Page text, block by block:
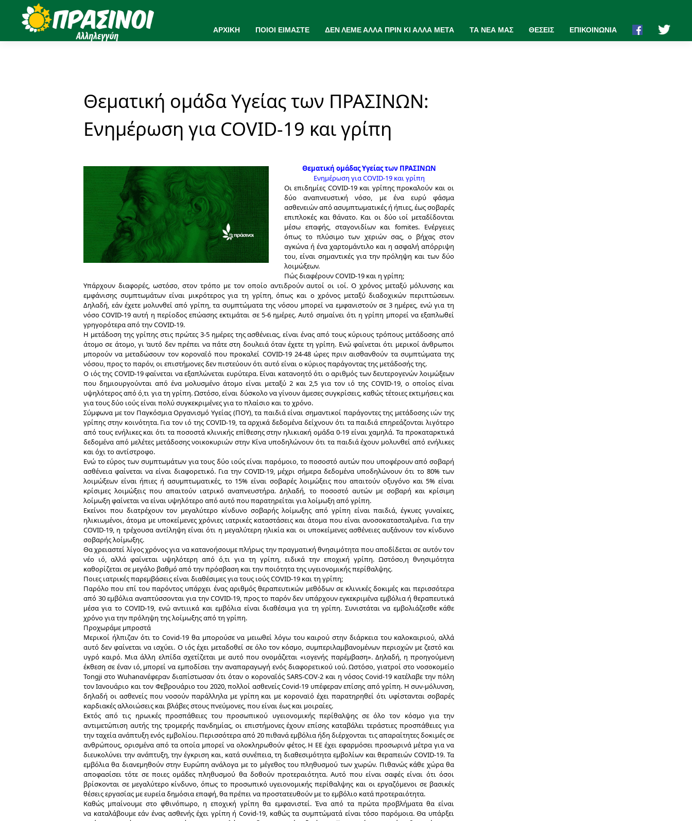
ΑΡΧΙΚΗ ΠΟΙΟΙ ΕΙΜΑΣΤΕ ΔΕΝ ΛΕΜΕ ΑΛΛΑ ΠΡΙΝ ΚΙ ΑΛΛΑ ΜΕΤΑ ΤΑ ΝΕΑ ΜΑΣ ΘΕΣΕΙΣ ΕΠΙΚΟΙΝΩΝΙΑ
Θεματική ομάδα Υγείας των ΠΡΑΣΙΝΩΝ:
Ενημέρωση για COVID-19 και γρίπη
Θεματική ομάδας Υγείας των ΠΡΑΣΙΝΩΝ
Ενημέρωση για COVID-19 και γρίπη
Οι επιδημίες COVID-19 και γρίπης προκαλούν και οι
δύο αναπνευστική νόσο, με ένα ευρύ φάσμα
ασθενειών από ασυμπτωματικές ή ήπιες, έως σοβαρές
επιπλοκές και θάνατο. Και οι δύο ιοί μεταδίδονται
μέσω επαφής, σταγονιδίων και fomites. Ενέργειες
όπως το πλύσιμο των χεριών σας, ο βήχας στον
αγκώνα ή ένα χαρτομάντιλο και η ασφαλή απόρριψη
του, είναι σημαντικές για την πρόληψη και των δύο
λοιμώξεων.
Πώς διαφέρουν COVID-19 και η γρίπη;
Υπάρχουν διαφορές, ωστόσο, στον τρόπο με τον οποίο αντιδρούν αυτοί οι ιοί. Ο χρόνος μεταξύ μόλυνσης και
εμφάνισης συμπτωμάτων είναι μικρότερος για τη γρίπη, όπως και ο χρόνος μεταξύ διαδοχικών περιπτώσεων.
Δηλαδή, εάν έχετε μολυνθεί από γρίπη, τα συμπτώματα της νόσου μπορεί να εμφανιστούν σε 3 ημέρες, ενώ για τη
νόσο COVID-19 αυτή η περίοδος επώασης εκτιμάται σε 5-6 ημέρες. Αυτό σημαίνει ότι η γρίπη μπορεί να εξαπλωθεί
γρηγορότερα από την COVID-19.
Η μετάδοση της γρίπης στις πρώτες 3-5 ημέρες της ασθένειας, είναι ένας από τους κύριους τρόπους μετάδοσης από
άτομο σε άτομο, γι ‘αυτό δεν πρέπει να πάτε στη δουλειά όταν έχετε τη γρίπη. Ενώ φαίνεται ότι μερικοί άνθρωποι
μπορούν να μεταδώσουν τον κοροναΐό που προκαλεί COVID-19 24-48 ώρες πριν αισθανθούν τα συμπτώματα της
νόσου, προς το παρόν, οι επιστήμονες δεν πιστεύουν ότι αυτό είναι ο κύριος παράγοντας της μετάδοσής της.
Ο ιός της COVID-19 φαίνεται να εξαπλώνεται ευρύτερα. Είναι κατανοητό ότι ο αριθμός των δευτερογενών λοιμώξεων
που δημιουργούνται από ένα μολυσμένο άτομο είναι μεταξύ 2 και 2,5 για τον ιό της COVID-19, ο οποίος είναι
υψηλότερος από ό,τι για τη γρίπη. Ωστόσο, είναι δύσκολο να γίνουν άμεσες συγκρίσεις, καθώς τέτοιες εκτιμήσεις και
για τους δύο ιούς είναι πολύ συγκεκριμένες για το πλαίσιο και το χρόνο.
Σύμφωνα με τον Παγκόσμια Οργανισμό Υγείας (ΠΟΥ), τα παιδιά είναι σημαντικοί παράγοντες της μετάδοσης ιών της
γρίπης στην κοινότητα. Για τον ιό της COVID-19, τα αρχικά δεδομένα δείχνουν ότι τα παιδιά επηρεάζονται λιγότερο
από τους ενήλικες και ότι τα ποσοστά κλινικής επίθεσης στην ηλικιακή ομάδα 0-19 είναι χαμηλά. Τα προκαταρκτικά
δεδομένα από μελέτες μετάδοσης νοικοκυριών στην Κίνα υποδηλώνουν ότι τα παιδιά έχουν μολυνθεί από ενήλικες
και όχι το αντίστροφο.
Ενώ το εύρος των συμπτωμάτων για τους δύο ιούς είναι παρόμοιο, το ποσοστό αυτών που υποφέρουν από σοβαρή
ασθένεια φαίνεται να είναι διαφορετικό. Για την COVID-19, μέχρι σήμερα δεδομένα υποδηλώνουν ότι το 80% των
λοιμώξεων είναι ήπιες ή ασυμπτωματικές, το 15% είναι σοβαρές λοιμώξεις που απαιτούν οξυγόνο και 5% είναι
κρίσιμες λοιμώξεις που απαιτούν ιατρικό αναπνευστήρα. Δηλαδή, το ποσοστό αυτών με σοβαρή και κρίσιμη
λοίμωξη φαίνεται να είναι υψηλότερο από αυτό που παρατηρείται για λοίμωξη από γρίπη.
Εκείνοι που διατρέχουν τον μεγαλύτερο κίνδυνο σοβαρής λοίμωξης από γρίπη είναι παιδιά, έγκυες γυναίκες,
ηλικιωμένοι, άτομα με υποκείμενες χρόνιες ιατρικές καταστάσεις και άτομα που είναι ανοσοκατασταλμένα. Για την
COVID-19, η τρέχουσα αντίληψη είναι ότι η μεγαλύτερη ηλικία και οι υποκείμενες ασθένειες αυξάνουν τον κίνδυνο
σοβαρής λοίμωξης.
Θα χρειαστεί λίγος χρόνος για να κατανοήσουμε πλήρως την πραγματική θνησιμότητα που αποδίδεται σε αυτόν τον
νέο ιό, αλλά φαίνεται υψηλότερη από ό,τι για τη γρίπη, ειδικά την εποχική γρίπη. Ωστόσο,η θνησιμότητα
καθορίζεται σε μεγάλο βαθμό από την πρόσβαση και την ποιότητα της υγειονομικής περίθαλψης.
Ποιες ιατρικές παρεμβάσεις είναι διαθέσιμες για τους ιούς COVID-19 και τη γρίπη;
Παρόλο που επί του παρόντος υπάρχει ένας αριθμός θεραπευτικών μεθόδων σε κλινικές δοκιμές και περισσότερα
από 30 εμβόλια αναπτύσσονται για την COVID-19, προς το παρόν δεν υπάρχουν εγκεκριμένα εμβόλια ή θεραπευτικά
μέσα για το COVID-19, ενώ αντιιικά και εμβόλια είναι διαθέσιμα για τη γρίπη. Συνιστάται να εμβολιάζεσθε κάθε
χρόνο για την πρόληψη της λοίμωξης από τη γρίπη.
Προχωράμε μπροστά
Μερικοί ήλπιζαν ότι το Covid-19 θα μπορούσε να μειωθεί λόγω του καιρού στην διάρκεια του καλοκαιριού, αλλά
αυτό δεν φαίνεται να ισχύει. Ο ιός έχει μεταδοθεί σε όλο τον κόσμο, συμπεριλαμβανομένων περιοχών με ζεστό και
υγρό καιρό. Μια άλλη ελπίδα σχετίζεται με αυτό που ονομάζεται «ιογενής παρέμβαση». Δηλαδή, η προηγούμενη
έκθεση σε έναν ιό, μπορεί να εμποδίσει την αναπαραγωγή ενός διαφορετικού ιού. Ωστόσο, γιατροί στο νοσοκομείο
Tongji στο Wuhanανέφεραν διαπίστωσαν ότι όταν ο κοροναΐός SARS-COV-2 και η νόσος Covid-19 κατέλαβε την πόλη
τον Ιανουάριο και τον Φεβρουάριο του 2020, πολλοί ασθενείς Covid-19 υπέφεραν επίσης από γρίπη. Η συν-μόλυνση,
δηλαδή οι ασθενείς που νοσούν παράλληλα με γρίπη και με κοροναϊό έχει παρατηρηθεί ότι υφίστανται σοβαρές
καρδιακές αλλοιώσεις και βλάβες στους πνεύμονες, που είναι έως και μοιραίες.
Εκτός από τις ηρωικές προσπάθειες του προσωπικού υγειονομικής περίθαλψης σε όλο τον κόσμο για την
αντιμετώπιση αυτής της τρομερής πανδημίας, οι επιστήμονες έχουν επίσης καταβάλει τεράστιες προσπάθειες για
την ταχεία ανάπτυξη ενός εμβολίου. Περισσότερα από 20 πιθανά εμβόλια ήδη διέρχονται τις απαραίτητες δοκιμές σε
ανθρώπους, ορισμένα από τα οποία μπορεί να ολοκληρωθούν φέτος. Η ΕΕ έχει εφαρμόσει προσωρινά μέτρα για να
διευκολύνει την ανάπτυξη, την έγκριση και, κατά συνέπεια, τη διαθεσιμότητα εμβολίων και θεραπειών COVID-19. Τα
εμβόλια θα διανεμηθούν στην Ευρώπη ανάλογα με το μέγεθος του πληθυσμού των χωρών. Πιθανώς κάθε χώρα θα
αποφασίσει τότε σε ποιες ομάδες πληθυσμού θα δοθούν προτεραιότητα. Αυτό που είναι σαφές είναι ότι όσοι
βρίσκονται σε μεγαλύτερο κίνδυνο, όπως το προσωπικό υγειονομικής περίθαλψης και οι εργαζόμενοι σε βασικές
θέσεις εργασίας με ευρεία δημόσια επαφή, θα πρέπει να προστατευθούν με το εμβόλιο κατά προτεραιότητα.
Καθώς μπαίνουμε στο φθινόπωρο, η εποχική γρίπη θα εμφανιστεί. Ένα από τα πρώτα προβλήματα θα είναι
να καταλάβουμε εάν ένας ασθενής έχει γρίπη ή Covid-19, καθώς τα συμπτώματά είναι τόσο παρόμοια.Θα υπάρξει